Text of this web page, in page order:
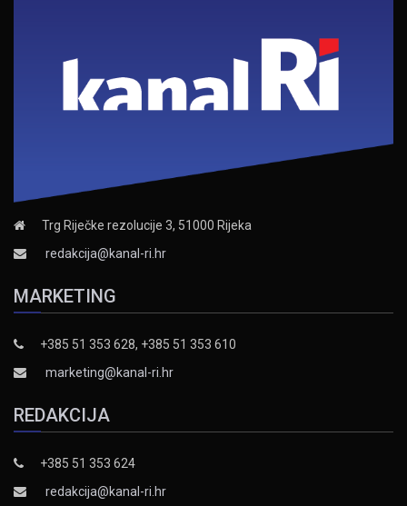
Trg Riječke rezolucije 3, 51000 Rijeka
redakcija@kanal-ri.hr
MARKETING
+385 51 353 628, +385 51 353 610
marketing@kanal-ri.hr
REDAKCIJA
+385 51 353 624
redakcija@kanal-ri.hr